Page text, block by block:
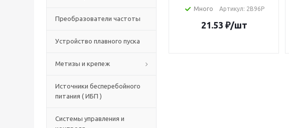
Преобразователи частоты
Устройство плавного пуска
Метизы и крепеж
Источники бесперебойного
питания ( ИБП )
Системы управления и
Много Артикул: 2B96P
21.53 ₽/шт